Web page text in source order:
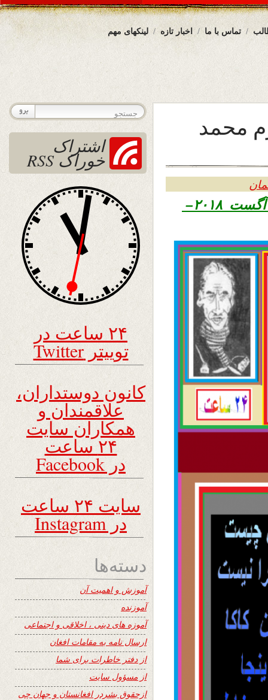
لینکهای مهم اخبار تازه تماس با ما
محمد
۱۳۹۷ – ۲۵ آگست ۲۰۱۸–
اشتراک
خوراک RSS
۲۴ ساعت در
توییتر Twitter
کانون دوستداران،
علاقمندان و
همکاران سایت
۲۴ ساعت
در Facebook
سایت ۲۴ ساعت
در Instagram
دسته‌ها
آموزش و اهمیت آن
آموزنده
آموزه های دینی ، اخلاقی و اجتماعی
ارسال نامه به مقامات افغان
از دفتر خاطرات برای شما
از مسؤول سایت
ازحقوق بشردر افغانستان و جهان چی